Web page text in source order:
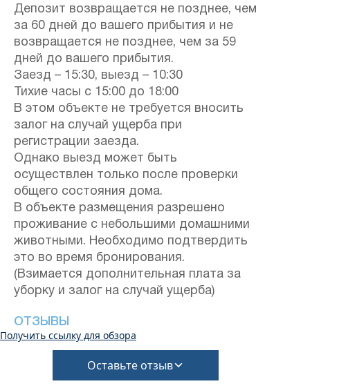
Депозит возвращается не позднее, чем
за 60 дней до вашего прибытия и не
возвращается не позднее, чем за 59
дней до вашего прибытия.
Заезд – 15:30, выезд – 10:30
Тихие часы с 15:00 до 18:00
В этом объекте не требуется вносить
залог на случай ущерба при
регистрации заезда.
Однако выезд может быть
осуществлен только после проверки
общего состояния дома.
В объекте размещения разрешено
проживание с небольшими домашними
животными. Необходимо подтвердить
это во время бронирования.
(Взимается дополнительная плата за
уборку и залог на случай ущерба)
ОТЗЫВЫ
Получить ссылку для обзора
Оставьте отзыв